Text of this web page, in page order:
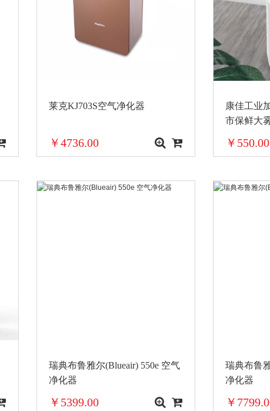
莱克KJ703S空气净化器
￥4736.00
康佳工业
市保鲜大
￥550.00
瑞典布鲁雅尔(Blueair) 550e 空气
净化器
￥5399.00
瑞典布鲁
净化器
￥